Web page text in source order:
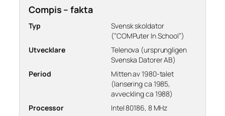
Compis – fakta
Typ
Svensk skoldator
(”COMPuter In School”)
Utvecklare
Telenova (ursprungligen
Svenska Datorer AB)
Period
Mitten av 1980-talet
(lansering ca 1985,
avveckling ca 1988)
Processor
Intel 80186, 8 MHz